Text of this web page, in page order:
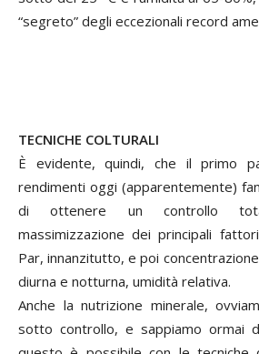
“segreto” degli eccezionali record
TECNICHE COLTURALI
È evidente, quindi, che il primo
rendimenti oggi (apparentemente)
di ottenere un controllo
massimizzazione dei principali
Par, innanzitutto, e poi
diurna e notturna, umidità relativa.
Anche la nutrizione minerale,
sotto controllo, e sappiamo ormai